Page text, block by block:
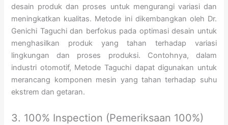
desain produk dan proses untuk mengurangi variasi dan
meningkatkan kualitas. Metode ini dikembangkan oleh Dr.
Genichi Taguchi dan berfokus pada optimasi desain untuk
menghasilkan produk yang tahan terhadap variasi
lingkungan dan proses produksi. Contohnya, dalam
industri otomotif, Metode Taguchi dapat digunakan untuk
merancang komponen mesin yang tahan terhadap suhu
ekstrem dan getaran.
3. 100% Inspection (Pemeriksaan 100%)